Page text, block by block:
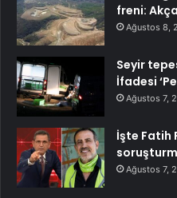
freni:
Ağustos 8,
Seyir
İfadesi
Ağustos 7,
İşte Fatih
Ağustos 7,